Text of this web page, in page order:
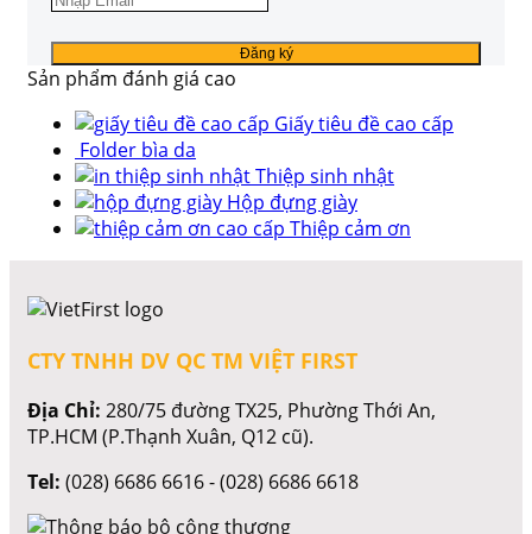
Sản phẩm đánh giá cao
Giấy tiêu đề cao cấp
Folder bìa da
Thiệp sinh nhật
Hộp đựng giày
Thiệp cảm ơn
CTY TNHH DV QC TM VIỆT FIRST
Địa Chỉ: 280/75 đường TX25, Phường Thới An,
TP.HCM (P.Thạnh Xuân, Q12 cũ).
Tel: (028) 6686 6616 - (028) 6686 6618